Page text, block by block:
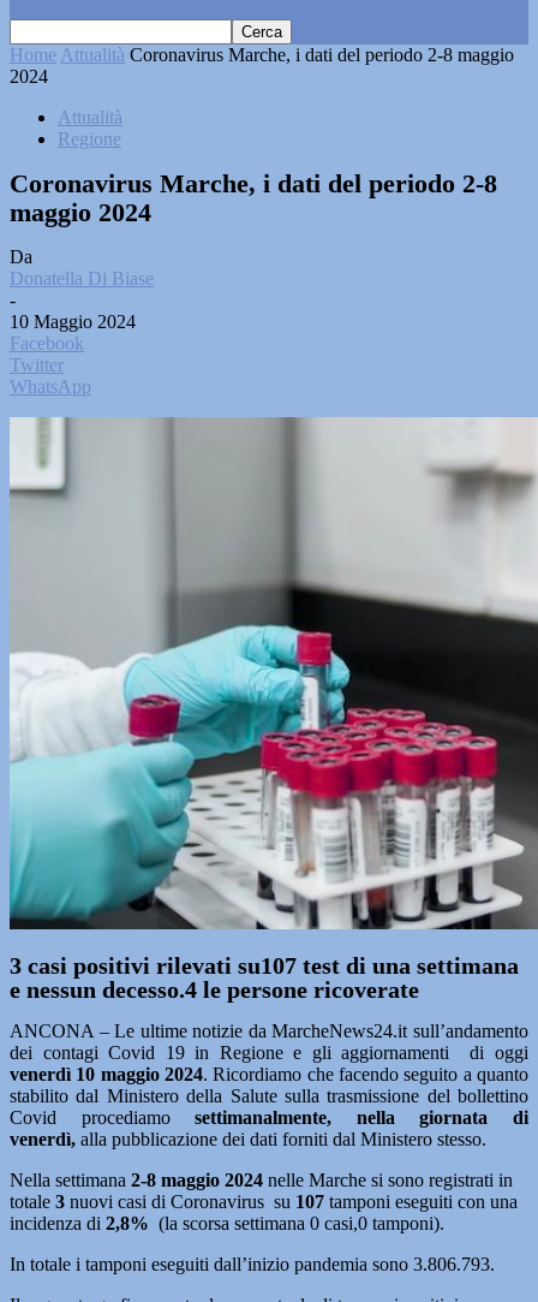
Home Attualità Coronavirus Marche, i dati del periodo 2-8 maggio
2024
Attualità
Regione
Coronavirus Marche, i dati del periodo 2-8
maggio 2024
Da
Donatella Di Biase
-
10 Maggio 2024
Facebook
Twitter
WhatsApp
3 casi positivi rilevati su107 test di una settimana
e nessun decesso.4 le persone ricoverate
ANCONA – Le ultime notizie da MarcheNews24.it sull’andamento
dei contagi Covid 19 in Regione e gli aggiornamenti di oggi
venerdì 10 maggio 2024. Ricordiamo che facendo seguito a quanto
stabilito dal Ministero della Salute sulla trasmissione del bollettino
Covid procediamosettimanalmente, nella giornata di
venerdì, alla pubblicazione dei dati forniti dal Ministero stesso.
Nella settimana 2-8 maggio 2024 nelle Marche si sono registrati in
totale 3 nuovi casi di Coronavirus su 107 tamponi eseguiti con una
incidenza di 2,8% (la scorsa settimana 0 casi,0 tamponi).
In totale i tamponi eseguiti dall’inizio pandemia sono 3.806.793.